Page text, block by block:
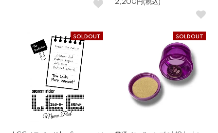
2,200円(税込)
SOLDOUT SOLDOUT